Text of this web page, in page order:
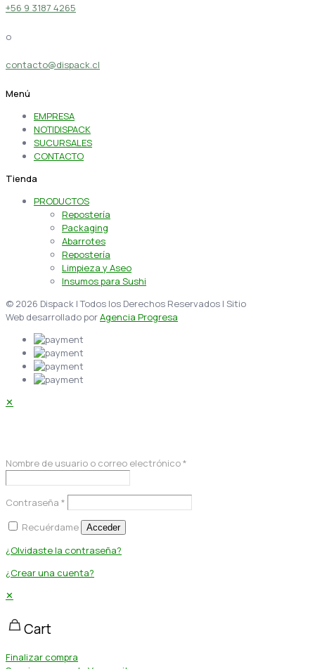
+56 9 3187 4265
o
contacto@dispack.cl
Menú
EMPRESA
NOTIDISPACK
SUCURSALES
CONTACTO
Tienda
PRODUCTOS
Repostería
Packaging
Abarrotes
Repostería
Limpieza y Aseo
Insumos para Sushi
© 2026 Dispack | Todos los Derechos Reservados | Sitio
Web desarrollado porAgencia Progresa
✕
Nombre de usuario o correo electrónico*
Contraseña *
Recuérdame
Acceder
¿Olvidaste la contraseña?
¿Crear una cuenta?
✕
Cart
Finalizar compra